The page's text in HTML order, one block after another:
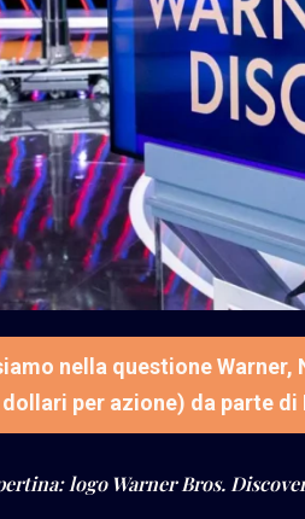
nella questione
per azione) da parte
logo Warner Bros.